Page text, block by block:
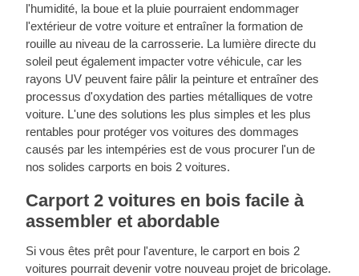
l'humidité, la boue et la pluie pourraient endommager
l'extérieur de votre voiture et entraîner la formation de
rouille au niveau de la carrosserie. La lumière directe du
soleil peut également impacter votre véhicule, car les
rayons UV peuvent faire pâlir la peinture et entraîner des
processus d'oxydation des parties métalliques de votre
voiture. L'une des solutions les plus simples et les plus
rentables pour protéger vos voitures des dommages
causés par les intempéries est de vous procurer l'un de
nos solides carports en bois 2 voitures.
Carport 2 voitures en bois facile à
assembler et abordable
Si vous êtes prêt pour l'aventure, le carport en bois 2
voitures pourrait devenir votre nouveau projet de bricolage.